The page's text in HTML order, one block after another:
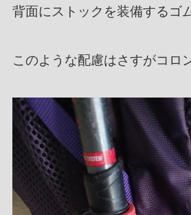
背面にストックを装備するゴ
このような配慮はさすがコロ